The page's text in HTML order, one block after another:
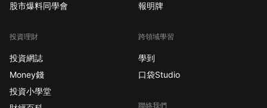
股市爆料同學會
投資理財
投資網誌
Money錢
投資小學堂
報明牌
跨領域學習
學到
口袋Studio
聯絡我們